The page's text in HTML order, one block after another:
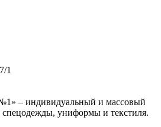
1
– индивидуальный и массовый
униформы и текстиля.